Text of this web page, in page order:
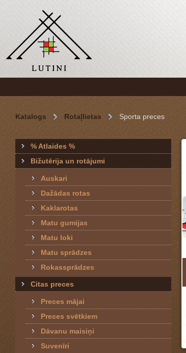
Katalogs Rotaļlietas Sporta preces
% Atlaides %
Bižutērija un rotājumi
Auskari
Dažādas rotas
Kaklarotas
Matu gumijas
Matu loki
Matu sprādzes
Rokassprādzes
Citas preces
Preces mājai
Preces svētkiem
Dāvanu maisiņi
Suvenīri